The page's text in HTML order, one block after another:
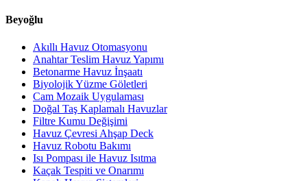
Beyoğlu
Akıllı Havuz Otomasyonu
Anahtar Teslim Havuz Yapımı
Betonarme Havuz İnşaatı
Biyolojik Yüzme Göletleri
Cam Mozaik Uygulaması
Doğal Taş Kaplamalı Havuzlar
Filtre Kumu Değişimi
Havuz Çevresi Ahşap Deck
Havuz Robotu Bakımı
Isı Pompası ile Havuz Isıtma
Kaçak Tespiti ve Onarımı